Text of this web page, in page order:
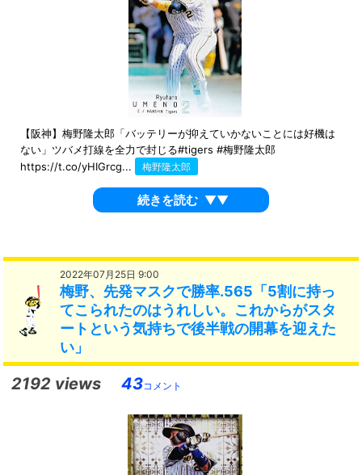
【阪神】梅野隆太郎「バッテリーが抑えていかないことには好機は
ない」ツバメ打線を全力で封じる#tigers #梅野隆太郎
https://t.co/yHIGrcg...
梅野隆太郎
続きを読む ▼▼
2022年07月25日 9:00
梅野、先発マスクで勝率.565「5割に持っ
てこられたのはうれしい。これからがスタ
ートという気持ちで後半戦の開幕を迎えた
い」
2192 views 43コメント